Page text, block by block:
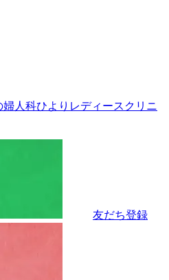
婦人科ひよりレディースクリニ
友だち登録